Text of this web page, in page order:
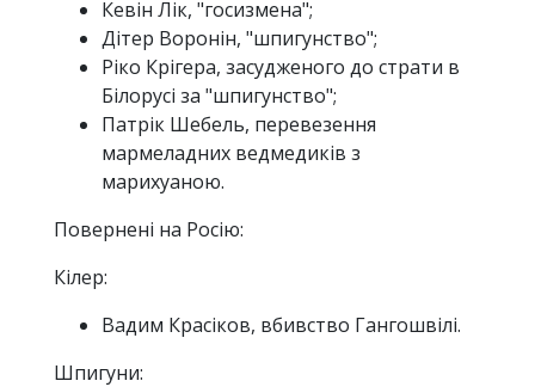
Кевін Лік, "госизмена";
Дітер Воронін, "шпигунство";
Ріко Крігера, засудженого до страти в
Білорусі за "шпигунство";
Патрік Шебель, перевезення
мармеладних ведмедиків з
марихуаною.
Повернені на Росію:
Кілер:
Вадим Красіков, вбивство Гангошвілі.
Шпигуни: